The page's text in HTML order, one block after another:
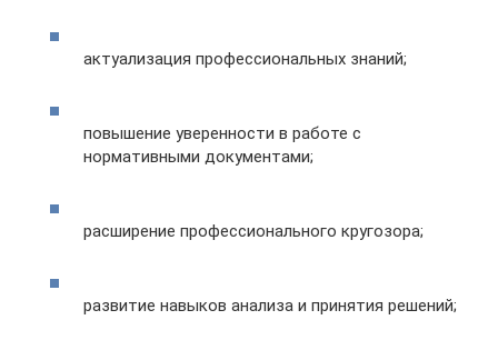
актуализация профессиональных знаний;
повышение уверенности в работе с
нормативными документами;
расширение профессионального кругозора;
развитие навыков анализа и принятия решений;